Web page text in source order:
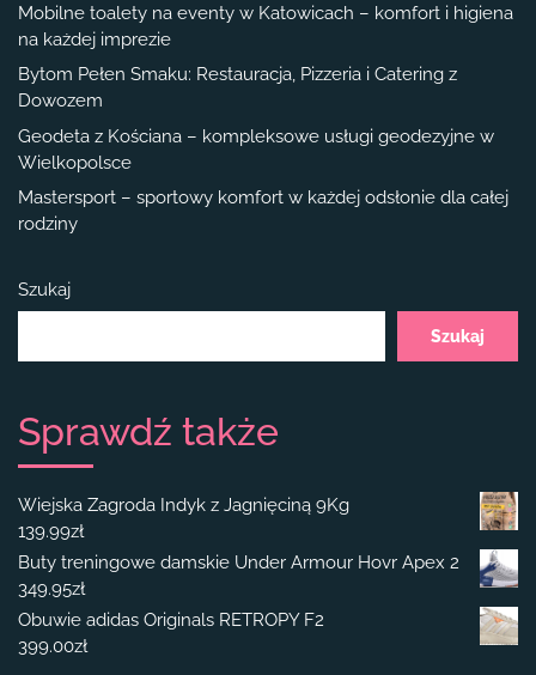
Mobilne toalety na eventy w Katowicach – komfort i higiena
na każdej imprezie
Bytom Pełen Smaku: Restauracja, Pizzeria i Catering z
Dowozem
Geodeta z Kościana – kompleksowe usługi geodezyjne w
Wielkopolsce
Mastersport – sportowy komfort w każdej odsłonie dla całej
rodziny
Szukaj
Szukaj
Sprawdź także
Wiejska Zagroda Indyk z Jagnięciną 9Kg
139.99zł
Buty treningowe damskie Under Armour Hovr Apex 2
349.95zł
Obuwie adidas Originals RETROPY F2
399.00zł